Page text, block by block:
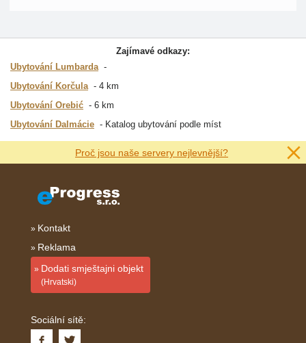
Zajímavé odkazy:
Ubytování Lumbarda
Ubytování Korčula
4 km
Ubytování Orebić
6 km
Ubytování Dalmácie
Katalog ubytování podle míst
Proč jsou naše servery nejlevnější?
Kontakt
Reklama
Dodati smještajni objekt
(Hrvatski)
Sociální sítě: